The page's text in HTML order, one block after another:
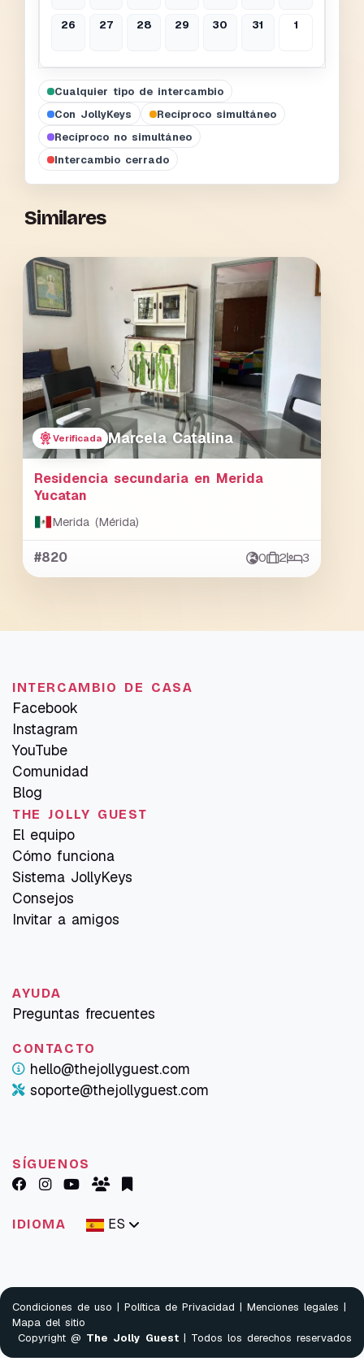
26 27 28 29 30 31 1
Cualquier tipo de intercambio
Con JollyKeys
Recíproco simultáneo
Recíproco no simultáneo
Intercambio cerrado
Similares
Verificada Marcela Catalina
Residencia secundaria en Merida
Yucatan
Merida (Mérida)
#820 0 2 3
INTERCAMBIO DE CASA
Facebook
Instagram
YouTube
Comunidad
Blog
THE JOLLY GUEST
El equipo
Cómo funciona
Sistema JollyKeys
Consejos
Invitar a amigos
AYUDA
Preguntas frecuentes
CONTACTO
hello@thejollyguest.com
soporte@thejollyguest.com
SÍGUENOS
IDIOMA ES
Condiciones de uso | Política de Privacidad | Menciones legales |
Mapa del sitio
Copyright @ The Jolly Guest | Todos los derechos reservados